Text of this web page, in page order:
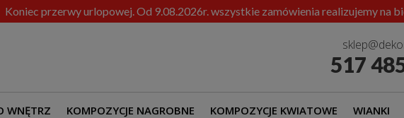
Koniec przerwy urlopowej. Od 9.08.2026r. wszystkie zamówienia realizujemy na
517
WNĘTRZ KOMPOZYCJE NAGROBNE KOMPOZYCJE KWIATOWE WIANKI